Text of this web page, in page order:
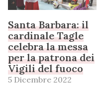
Santa Barbara: il
cardinale Tagle
celebra la messa
per la patrona dei
Vigili del fuoco
5 Dicembre 2022